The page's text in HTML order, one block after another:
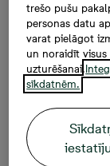
attīstītājs
attīstītājs pēc
būt
Latvijā
aktīvāk,
skaitu. Latvijas
par Rīgas
trešo pušu
personas datu
varat pielāgot
un noraidīt
uzturēšanai.
sīkdatnēm.